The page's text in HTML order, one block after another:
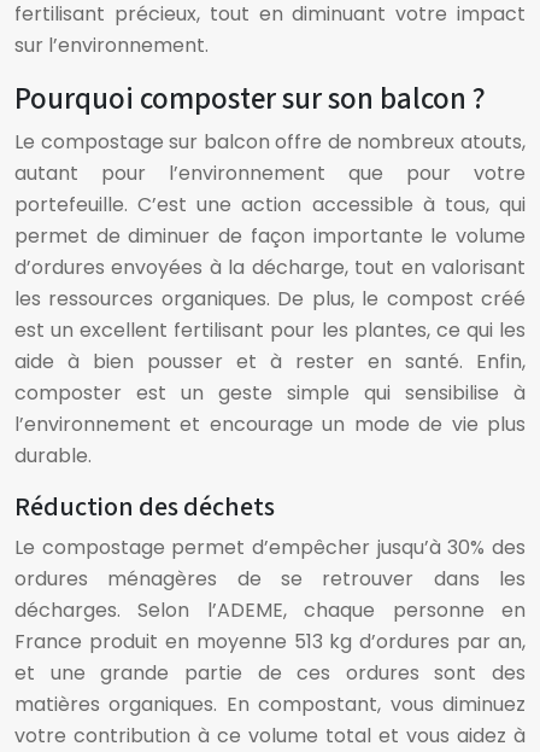
fertilisant précieux, tout en diminuant votre impact
sur l’environnement.
Pourquoi composter sur son balcon ?
Le compostage sur balcon offre de nombreux atouts,
autant pour l’environnement que pour votre
portefeuille. C’est une action accessible à tous, qui
permet de diminuer de façon importante le volume
d’ordures envoyées à la décharge, tout en valorisant
les ressources organiques. De plus, le compost créé
est un excellent fertilisant pour les plantes, ce qui les
aide à bien pousser et à rester en santé. Enfin,
composter est un geste simple qui sensibilise à
l’environnement et encourage un mode de vie plus
durable.
Réduction des déchets
Le compostage permet d’empêcher jusqu’à 30% des
ordures ménagères de se retrouver dans les
décharges. Selon l’ADEME, chaque personne en
France produit en moyenne 513 kg d’ordures par an,
et une grande partie de ces ordures sont des
matières organiques. En compostant, vous diminuez
votre contribution à ce volume total et vous aidez à